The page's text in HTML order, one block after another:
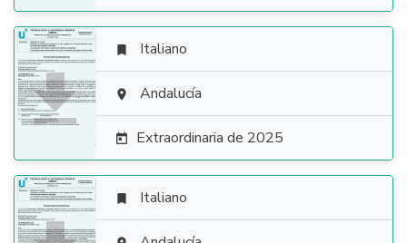

 Italiano
 Andalucía
 Extraordinaria de 2025
 Italiano